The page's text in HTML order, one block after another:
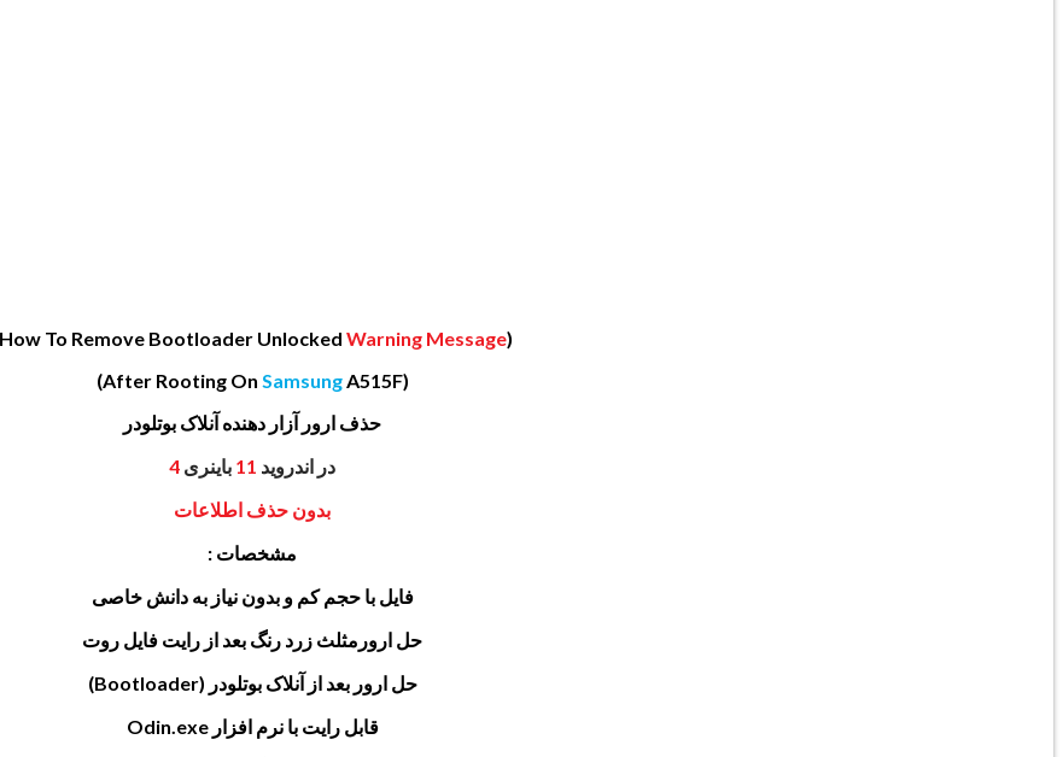
(How To Remove Bootloader Unlocked
Warning Message
(After Rooting On
SamsungA515F)
حذف ارور آزار دهنده آنلاک بوتلودر
در اندروید 11 باینری 4
بدون حذف اطلاعات
مشخصات :
فایل با حجم کم و بدون نیاز به دانش خاصی
حل ارورمثلث زرد رنگ بعد از رایت فایل روت
حل ارور بعد از آنلاک بوتلودر (Bootloader)
قابل رایت با نرم افزار Odin.exe